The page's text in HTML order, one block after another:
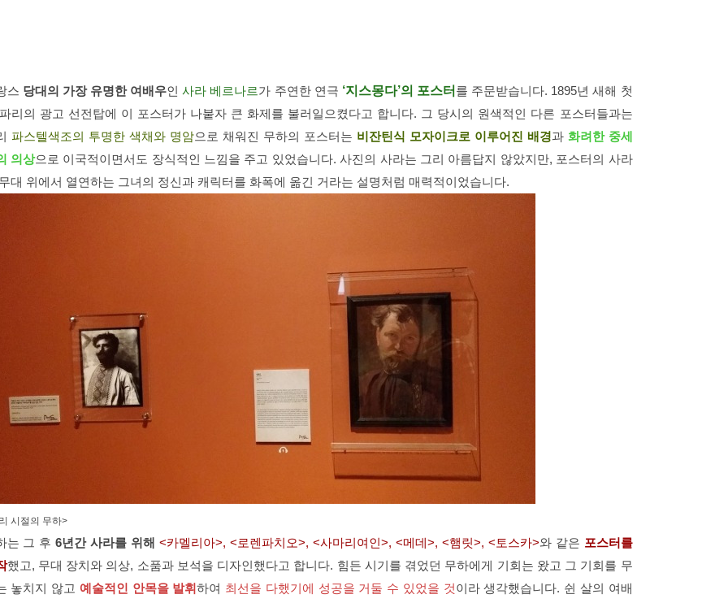
스 당대의 가장 유명한 여배우인사라 베르나르가 주연한 연극 ‘지스몽다’의 포스터 를 주문받습니다. 1895년 새해 첫
리의 광고 선전탑에 이 포스터가 나붙자 큰 화제를 불러일으켰다고 합니다. 그 당시의 원색적인 다른 포스터들과는
파스텔색조의 투명한 색채와 명암으로 채워진 무하의 포스터는 비잔틴식 모자이크로 이루어진 배경과 화려한 중세
의상으로 이국적이면서도 장식적인 느낌을 주고 있었습니다. 사진의 사라는 그리 아름답지 않았지만, 포스터의 사라
대 위에서 열연하는 그녀의 정신과 캐릭터를 화폭에 옮긴 거라는 설명처럼 매력적이었습니다.
시절의 무하>
는 그 후 6년간 사라를 위해 <카멜리아>, <로렌파치오>, <사마리여인>, <메데>, <햄릿>, <토스카>와 같은 포스터를
했고, 무대 장치와 의상, 소품과 보석을 디자인했다고 합니다. 힘든 시기를 겪었던 무하에게 기회는 왔고 그 기회를 무
놓치지 않고 예술적인 안목을 발휘하여 최선을 다했기에 성공을 거둘 수 있었을 것이라 생각했습니다. 쉰 살의 여배